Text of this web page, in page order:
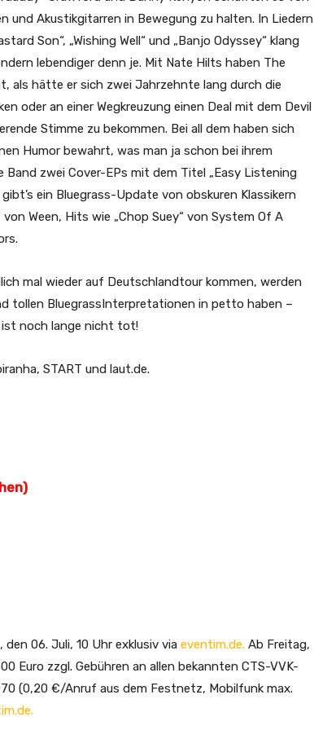
und Akustikgitarren in Bewegung zu halten. In Liedern
Son“, „Wishing Well“ und „Banjo Odyssey“ klang
lebendiger denn je. Mit Nate Hilts haben The
als hätte er sich zwei Jahrzehnte lang durch die
oder an einer Wegkreuzung einen Deal mit dem Devil
Stimme zu bekommen. Bei all dem haben sich
Humor bewahrt, was man ja schon bei ihrem
zwei Cover-EPs mit dem Titel „Easy Listening
ein Bluegrass-Update von obskuren Klassikern
Ween, Hits wie „Chop Suey“ von System Of A
mal wieder auf Deutschlandtour kommen, werden
tollen BluegrassInterpretationen in petto haben –
ist noch lange nicht tot!
START und laut.de.
06. Juli, 10 Uhr exklusiv via eventim.de. Ab Freitag,
Euro zzgl. Gebühren an allen bekannten CTS-VVK-
(0,20 €/Anruf aus dem Festnetz, Mobilfunk max.